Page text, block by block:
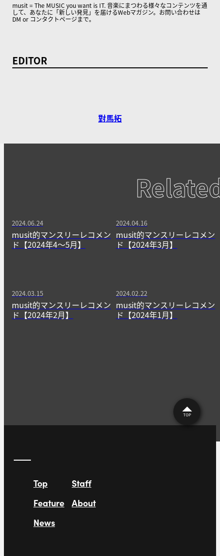
musit = The MUSIC you want is IT. 音楽にまつわる様々なコンテンツを通
して、あなたに「新しい発見」を届けるWebマガジン。お問い合わせは
DM or コンタクトページまで。
EDITOR
對馬拓
2024.06.24
musit的マンスリーレコメン
ド【2024年4〜5月】
2024.04.16
musit的マンスリーレコメン
ド【2024年3月】
2024.03.15
musit的マンスリーレコメン
ド【2024年2月】
2024.02.22
musit的マンスリーレコメン
ド【2024年1月】
TOP
Top
Feature
News
Staff
About